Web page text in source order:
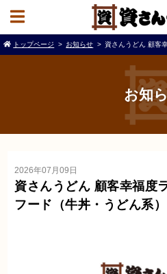
トップページ お知らせ 資さんうどん 顧客
お知
2026年07月09日
資さんうどん 顧客幸福度
フード（牛丼・うどん系